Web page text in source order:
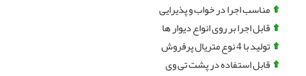
مناسب اجرا در خواب و پذیرایی
قابل اجرا بر روی انواع دیوار ها
تولید با 4 نوع متریال پرفروش
قابل استفاده در پشت تی وی